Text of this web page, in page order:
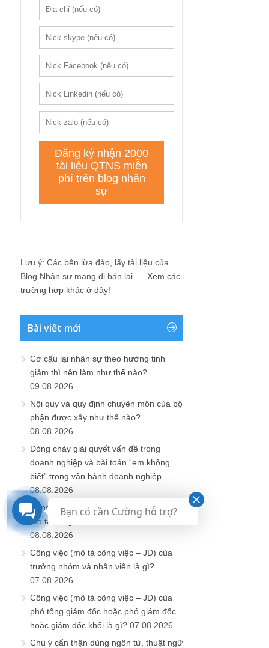
Lưu ý: Các bên lừa đảo, lấy tài liệu của
Blog Nhân sự mang đi bán lại .... Xem các
trường hợp khác ở đây!
Bài viết mới
Cơ cấu lại nhân sự theo hướng tinh
giảm thì nên làm như thế nào?
09.08.2026
Nội quy và quy định chuyên môn của bộ
phận được xây như thế nào?
08.08.2026
Dòng chảy giải quyết vấn đề trong
doanh nghiệp và bài toán “em không
biết” trong vận hành doanh nghiệp
08.08.2026
Công ty không có gì nhưng muốn làm
mô tả công việc nhanh thì nên thế nào?
08.08.2026
Công việc (mô tả công việc – JD) của
trưởng nhóm và nhân viên là gì?
07.08.2026
Công việc (mô tả công việc – JD) của
phó tổng giám đốc hoặc phó giám đốc
hoặc giám đốc khối là gì? 07.08.2026
Chú ý cẩn thận dùng ngôn từ, thuật ngữ
Bạn có cần Cường hỗ trợ?